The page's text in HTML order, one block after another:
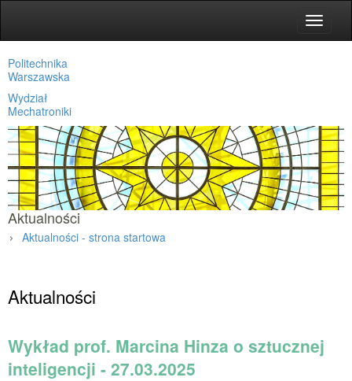
Toggle
Politechnika
Warszawska
Wydział
Mechatroniki
Aktualności
Aktualności - strona startowa
Aktualności
Wykład prof. Marcina Hinza o sztucznej
inteligencji - 27.03.2025